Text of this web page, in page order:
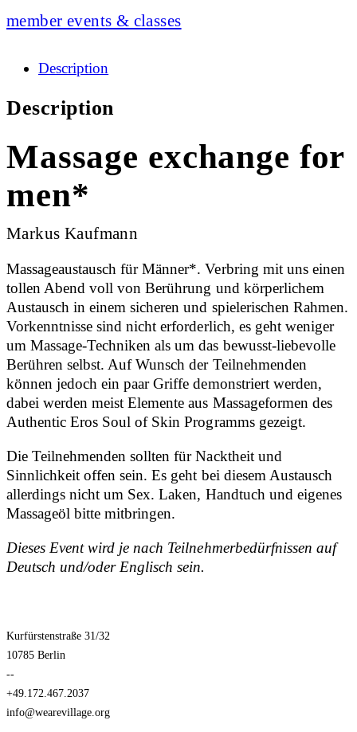
member events & classes
Description
Description
Massage exchange for
men*
Markus Kaufmann
Massageaustausch für Männer*. Verbring mit uns einen
tollen Abend voll von Berührung und körperlichem
Austausch in einem sicheren und spielerischen Rahmen.
Vorkenntnisse sind nicht erforderlich, es geht weniger
um Massage-Techniken als um das bewusst-liebevolle
Berühren selbst. Auf Wunsch der Teilnehmenden
können jedoch ein paar Griffe demonstriert werden,
dabei werden meist Elemente aus Massageformen des
Authentic Eros Soul of Skin Programms gezeigt.
Die Teilnehmenden sollten für Nacktheit und
Sinnlichkeit offen sein. Es geht bei diesem Austausch
allerdings nicht um Sex. Laken, Handtuch und eigenes
Massageöl bitte mitbringen.
Dieses Event wird je nach Teilnehmerbedürfnissen auf
Deutsch und/oder Englisch sein.
Kurfürstenstraße 31/32
10785 Berlin
--
+49.172.467.2037
info@wearevillage.org